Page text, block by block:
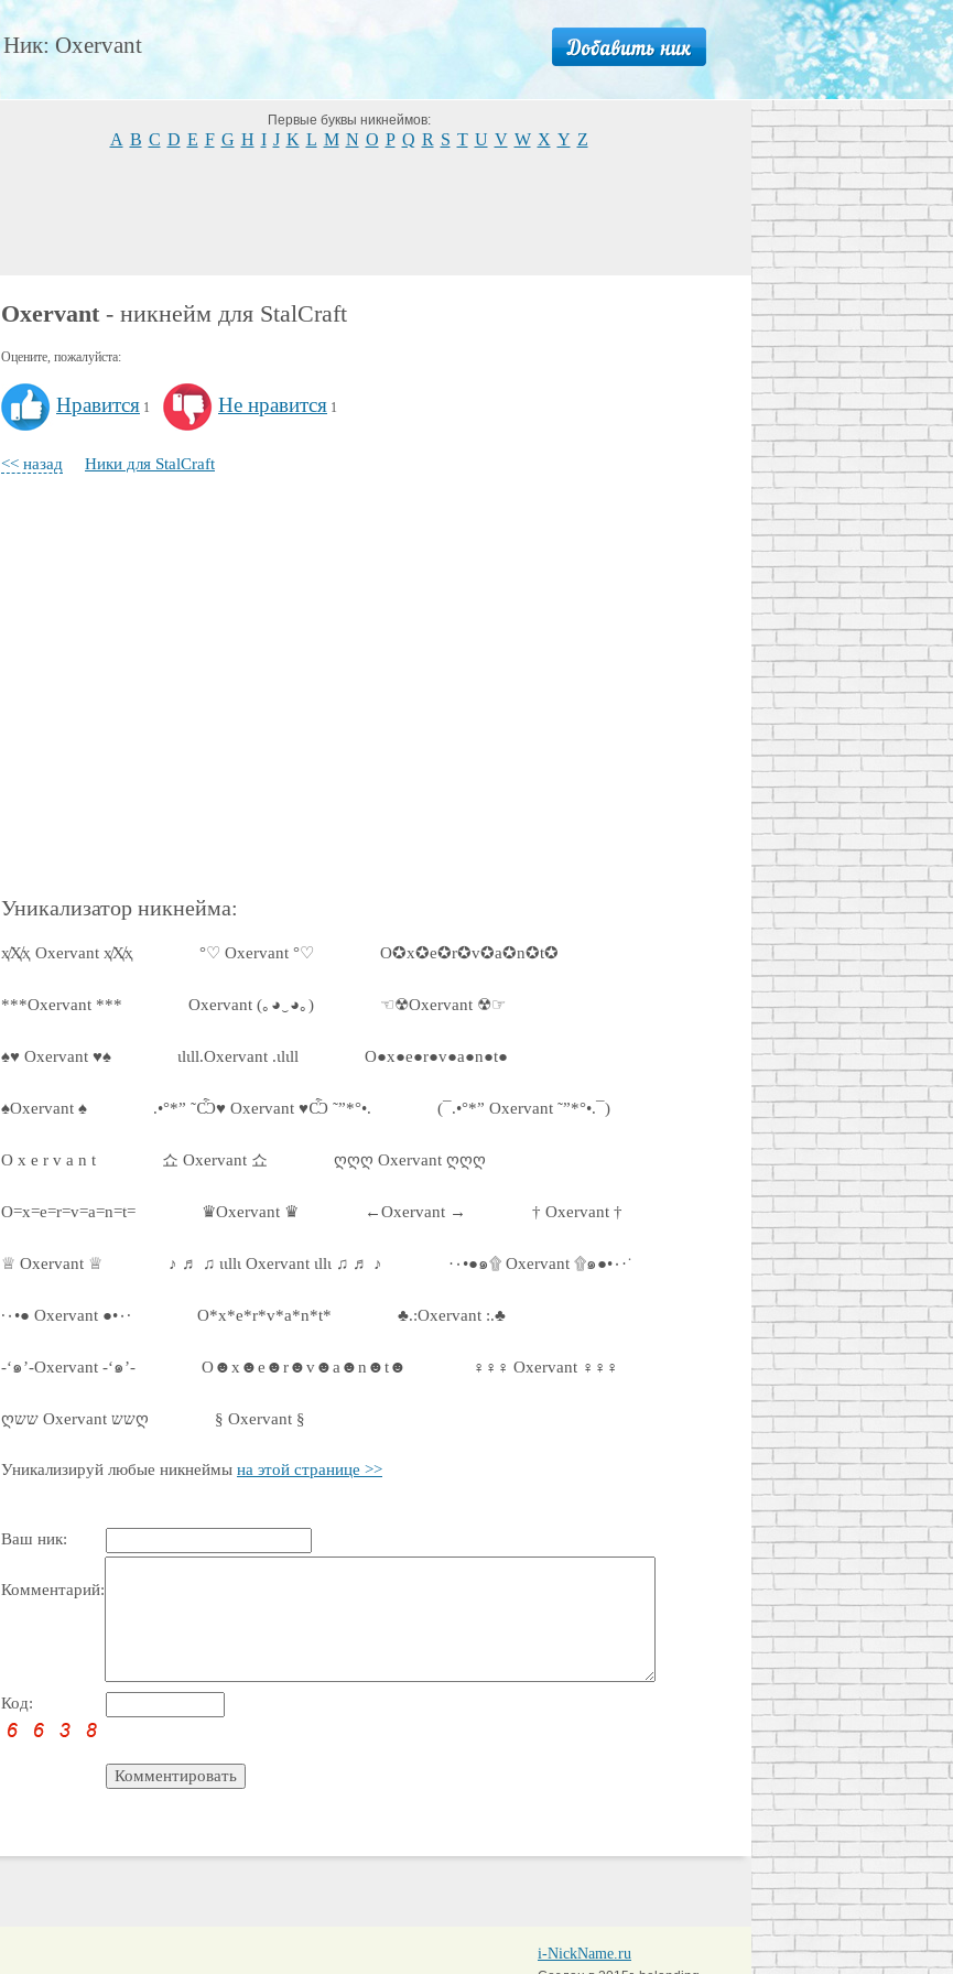
Ник: Oxervant
Первые буквы никнеймов:
A B C D E F G H I J K L M N O P Q R S T U V W X Y Z
Oxervant - никнейм для StalCraft
Оцените, пожалуйста:
Нравится 1 Не нравится 1
<< назад Ники для StalCraft
Уникализатор никнейма:
ҳ̸Ҳ̸ҳ Oxervant ҳ̸Ҳ̸ҳ °♡ Oxervant °♡ O✪x✪e✪r✪v✪a✪n✪t✪
***Oxervant *** Oxervant (｡◕‿◕｡) ☜☢Oxervant ☢☞
♠♥ Oxervant ♥♠ ιlιll.Oxervant .ιlιll O●x●e●r●v●a●n●t●
♠Oxervant ♠ .•°*” ˜Ѽ♥ Oxervant ♥Ѽ ˜”*°•. (¯.•°*” Oxervant ˜”*°•.¯)
O x e r v a n t 쇼 Oxervant 쇼 ღღღ Oxervant ღღღ
O=x=e=r=v=a=n=t= ♛Oxervant ♛ ←Oxervant → † Oxervant †
♕ Oxervant ♕ ♪ ♬ ♫ ιιllι Oxervant ιllι ♫ ♬ ♪ ·٠•●๑۩ Oxervant ۩๑●•٠·˙
·٠•● Oxervant ●•٠· O*x*e*r*v*a*n*t* ♣.:Oxervant :.♣
-‘๑’-Oxervant -‘๑’- O☻x☻e☻r☻v☻a☻n☻t☻ ♀♀♀ Oxervant ♀♀♀
ღשש Oxervant ששღ § Oxervant §
Уникализируй любые никнеймы на этой странице >>
Ваш ник:
Комментарий:
Код:
i-NickName.ru